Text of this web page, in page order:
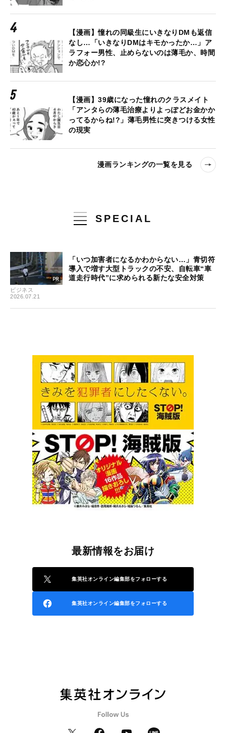
【漫画】憧れの同級生にいきなりDMも返信
なし…「いきなりDMはキモかったか…」ア
ラフォー男性、止めらないのは薄毛か、時間
か恋心か!?
【漫画】39歳になった憧れのクラスメイト
「アンタらの薄毛治療よりよっぽどお金かか
ってるからね!?」薄毛男性に突きつける女性
の現実
漫画ランキングの一覧を見る
SPECIAL
ビジネス
2026.07.21
「いつ加害者になるかわからない…」青切符
導入で増す大型トラックの不安、自転車“車
道走行時代”に求められる新たな安全対策
最新情報をお届け
集英社オンライン編集部をフォローする
集英社オンライン編集部をフォローする